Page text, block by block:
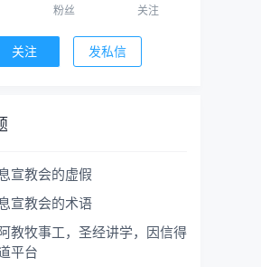
粉丝 关注
关注 发私信
宣教会的虚假
宣教会的术语
教牧事工，圣经讲学，因信得
平台